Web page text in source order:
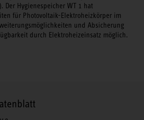
Der Hygienespeicher WT 1 hat
für Photovoltaik-Elektroheizkörper im
und Absicherung
durch Elektroheizeinsatz möglich.